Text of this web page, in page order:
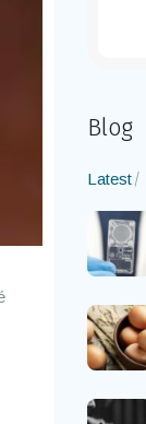
Blog
Latest